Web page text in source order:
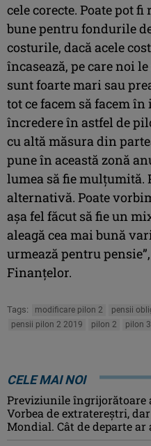
cele corecte. Poate pot
bune pentru fondurile
costurile, dacă acele
încasează, pe care noi
sunt foarte mari sau
tot ce facem să facem
încredere în astfel de
cu altă măsura din
pune în această zonă
lumea să fie mulţumită.
alternativă. Poate
aşa fel făcut să fie un
aleagă cea mai bună
urmează pentru
Finanţelor.
Tags: modificare pilon 2 pensii
pensii pilon 2 2019
pilon 2 pilon 3
CELE MAI NOI
Previziunile îngrijorătoare
Vorbea de extratereștri,
Mondial. Cât de departe ar